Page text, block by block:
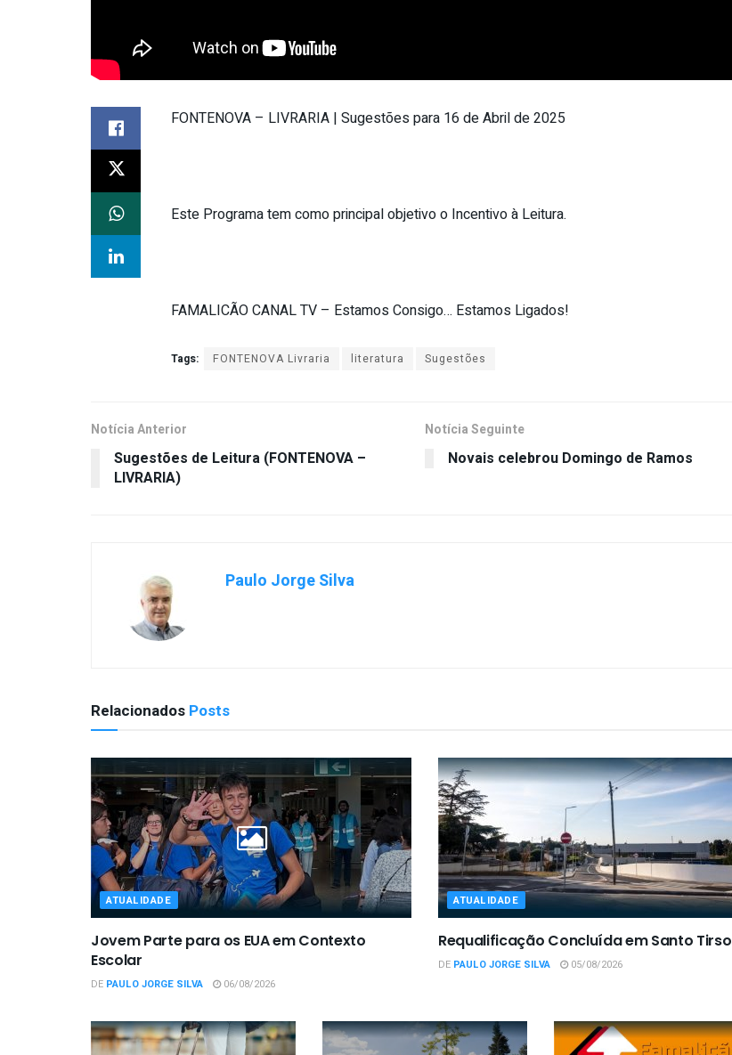
FONTENOVA – LIVRARIA | Sugestões para 16 de Abril de 2025
Este Programa tem como principal objetivo o Incentivo à Leitura.
FAMALICÃO CANAL TV – Estamos Consigo… Estamos Ligados!
Tags: FONTENOVA Livraria literatura Sugestões
Notícia Anterior
Sugestões de Leitura (FONTENOVA –
LIVRARIA)
Notícia Seguinte
Novais celebrou Domingo de Ramos
Paulo Jorge Silva
Relacionados Posts
ATUALIDADE
Jovem Parte para os EUA em Contexto
Escolar
DE PAULO JORGE SILVA 06/08/2026
ATUALIDADE
Requalificação Concluída em Santo Tirso
DE PAULO JORGE SILVA 05/08/2026